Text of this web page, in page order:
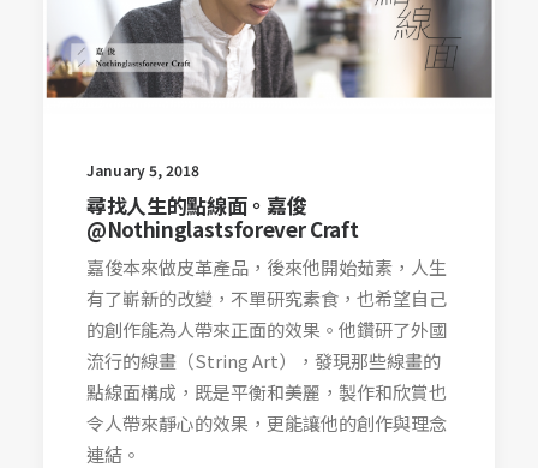
January 5, 2018
尋找人生的點線面。嘉俊
@Nothinglastsforever Craft
嘉俊本來做皮革產品，後來他開始茹素，人生
有了嶄新的改變，不單研究素食，也希望自己
的創作能為人帶來正面的效果。他鑽研了外國
流行的線畫（String Art），發現那些線畫的
點線面構成，既是平衡和美麗，製作和欣賞也
令人帶來靜心的效果，更能讓他的創作與理念
連結。